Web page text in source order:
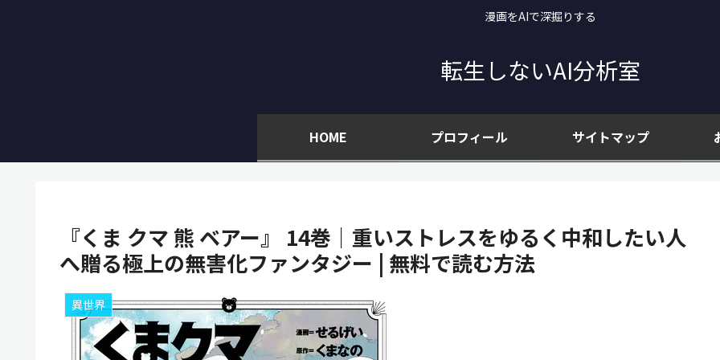
漫画をAIで深掘りする
転生しないAI分析室
HOME プロフィール サイトマップ
『くま クマ 熊 ベアー』 14巻｜重いストレスをゆるく中和したい人
へ贈る極上の無害化ファンタジー | 無料で読む方法
異世界